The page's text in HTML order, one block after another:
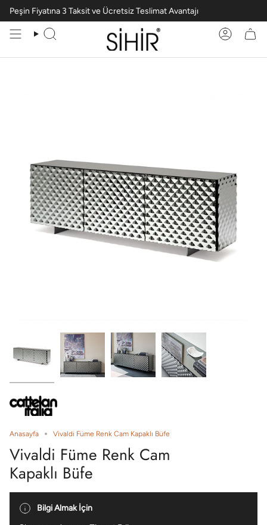
Peşin Fiyatına 3 Taksit ve Ücretsiz Teslimat Avantajı
Ara Hesabım
Anasayfa Vivaldi Füme Renk Cam Kapaklı Büfe
Vivaldi Füme Renk Cam
Kapaklı Büfe
Bilgi Almak İçin